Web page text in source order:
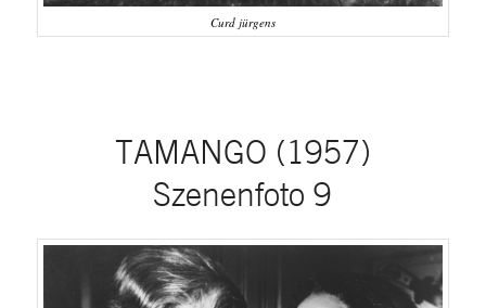
Curd jürgens
TAMANGO (1957)
Szenenfoto 9